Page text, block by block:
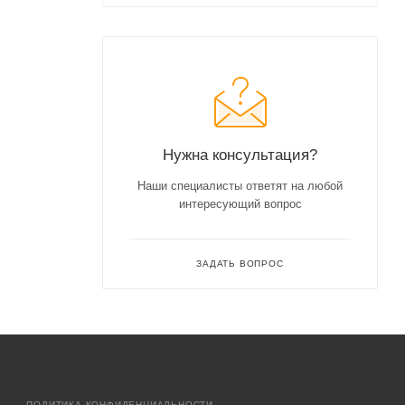
Нужна консультация?
Наши специалисты ответят на любой
интересующий вопрос
ЗАДАТЬ ВОПРОС